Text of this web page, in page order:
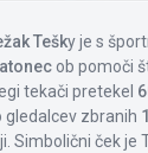
Tešky je s
ob pomoči
tekači pretekel
gledalcev zbranih
Simbolični ček je